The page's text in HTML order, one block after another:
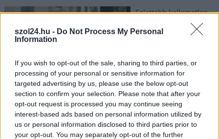
szol24.hu - Do Not Process My Personal
Information
If you wish to opt-out of the sale, sharing to third parties, or
processing of your personal or sensitive information for
targeted advertising by us, please use the below opt-out
section to confirm your selection. Please note that after your
opt-out request is processed you may continue seeing
interest-based ads based on personal information utilized by
us or personal information disclosed to third parties prior to
your opt-out. You may separately opt-out of the further
Felettébb kellemetlen.
jelenlegi információk
szervezetnek volt a
tagja (más hírek szerint
egyenesen alapítója),
amelyik amerikai
támogatással igyekezett befolyásolni a magyar
alkotmányozást. Oda aztán valóban befolyásoló tényezőként
ömölhettek a guruló dollárok.